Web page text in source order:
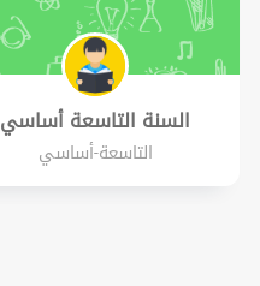
السنة التاسعة أساسي
التاسعة-أساسي